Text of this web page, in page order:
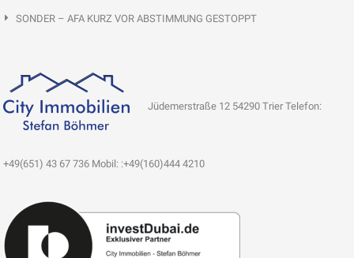
SONDER – AFA KURZ VOR ABSTIMMUNG GESTOPPT
Jüdemerstraße 12 54290 Trier Telefon:
+49(651) 43 67 736 Mobil: :+49(160)444 4210